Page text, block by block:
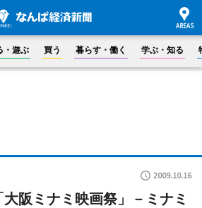
・遊ぶ 買う 暮らす・働く 学ぶ・知る
2009.10.16
阪ミナミ映画祭」－ミナミ